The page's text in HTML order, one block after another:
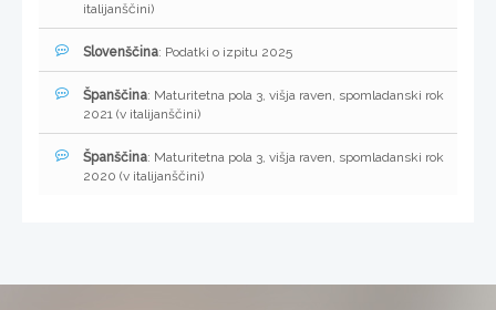
italijanščini)
Slovenščina: Podatki o izpitu 2025
Španščina: Maturitetna pola 3, višja raven, spomladanski rok
2021 (v italijanščini)
Španščina: Maturitetna pola 3, višja raven, spomladanski rok
2020 (v italijanščini)